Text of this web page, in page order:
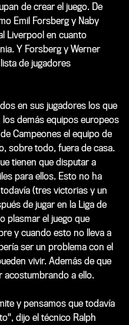
de crear el juego. De
Emil Forsberg y Naby
Liverpool en cuanto
Y Forsberg y Werner
de jugadores
en sus jugadores los que
demás equipos europeos
Campeones el equipo de
sobre todo, fuera de casa.
tienen que disputar a
para ellos. Esto no ha
(tres victorias y un
de jugar en la Liga de
plasmar el juego que
y cuando esto no lleva a
ser un problema con el
vivir. Además de que
acostumbrando a ello.
y pensamos que todavía
dijo el técnico Ralph